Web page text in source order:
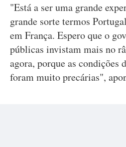
"Está a ser uma grande
grande sorte termos
em França. Espero que o
públicas invistam mais no
agora, porque as condições
foram muito precárias",